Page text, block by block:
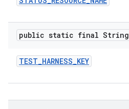
public static final String
TEST_HARNESS_KEY